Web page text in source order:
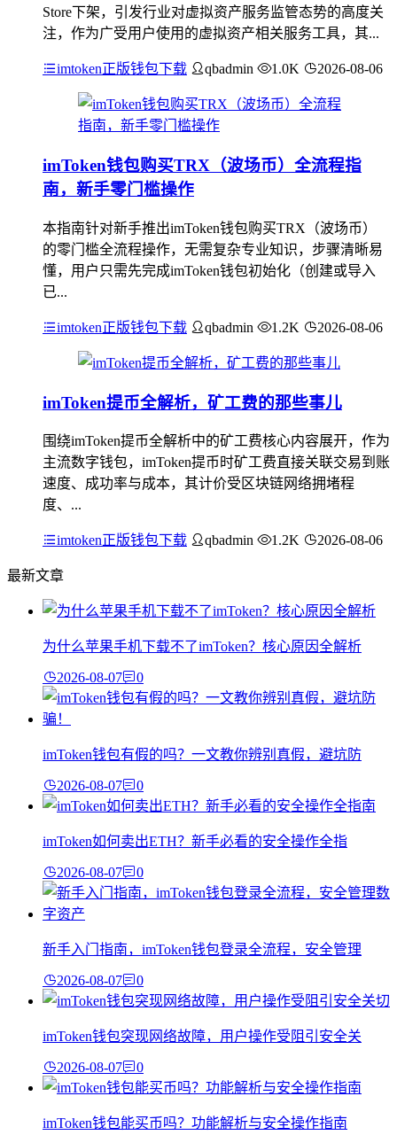
Store下架，引发行业对虚拟资产服务监管态势的高度关
注，作为广受用户使用的虚拟资产相关服务工具，其...
imtoken正版钱包下载 qbadmin 1.0K 2026-08-06
imToken钱包购买TRX（波场币）全流程指
南，新手零门槛操作
本指南针对新手推出imToken钱包购买TRX（波场币）
的零门槛全流程操作，无需复杂专业知识，步骤清晰易
懂，用户只需先完成imToken钱包初始化（创建或导入
已...
imtoken正版钱包下载 qbadmin 1.2K 2026-08-06
imToken提币全解析，矿工费的那些事儿
围绕imToken提币全解析中的矿工费核心内容展开，作为
主流数字钱包，imToken提币时矿工费直接关联交易到账
速度、成功率与成本，其计价受区块链网络拥堵程
度、...
imtoken正版钱包下载 qbadmin 1.2K 2026-08-06
最新文章
为什么苹果手机下载不了imToken？核心原因全解析
2026-08-07 0
imToken钱包有假的吗？一文教你辨别真假，避坑防
2026-08-07 0
imToken如何卖出ETH？新手必看的安全操作全指
2026-08-07 0
新手入门指南，imToken钱包登录全流程，安全管理
2026-08-07 0
imToken钱包突现网络故障，用户操作受阻引安全关
2026-08-07 0
imToken钱包能买币吗？功能解析与安全操作指南